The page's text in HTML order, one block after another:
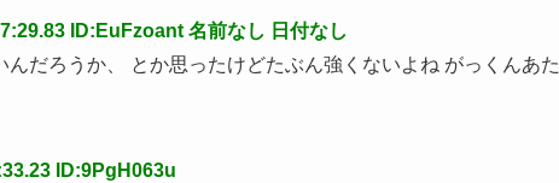
ID:EuFzoant 名前なし 日付なし
だろうか、 とか思ったけどたぶん強くないよね がっくんあた
ID:9PgH063u